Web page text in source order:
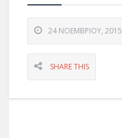
24 ΝΟΕΜΒΡΊΟΥ, 2015
SHARE THIS